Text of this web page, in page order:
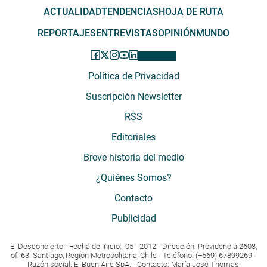
ACTUALIDADTENDENCIASHOJA DE RUTA
REPORTAJESENTREVISTASOPINIÓNMUNDO
Política de Privacidad
Suscripción Newsletter
RSS
Editoriales
Breve historia del medio
¿Quiénes Somos?
Contacto
Publicidad
El Desconcierto - Fecha de Inicio: 05 - 2012 - Dirección: Providencia 2608,
of. 63. Santiago, Región Metropolitana, Chile - Teléfono: (+569) 67899269 -
Razón social: El Buen Aire SpA. - Contacto: María José Thomas,